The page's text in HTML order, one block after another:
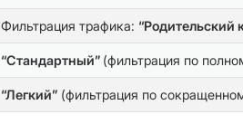
Фильтрация трафика: “Родительский
“Стандартный” (фильтрация по
“Легкий” (фильтрация по